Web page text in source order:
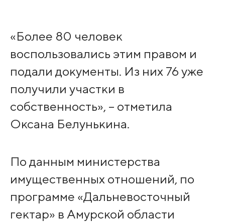
«Более 80 человек
воспользовались этим правом и
подали документы. Из них 76 уже
получили участки в
собственность», – отметила
Оксана Белунькина.
По данным министерства
имущественных отношений, по
программе «Дальневосточный
гектар» в Амурской области